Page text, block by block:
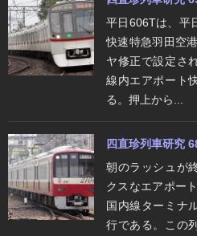
平日606Tは、平
快速特急羽田空
ヤ修正で設定さ
線内エアポート
る。押上から...
四直珍列車研究
朝のラッシュが
クスなエアポー
国内線ターミナ
行である。この